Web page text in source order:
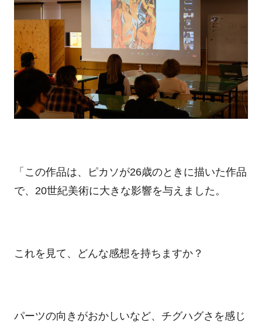
「この作品は、ピカソが26歳のときに描いた作品
で、20世紀美術に大きな影響を与えました。
これを見て、どんな感想を持ちますか？
パーツの向きがおかしいなど、チグハグさを感じ